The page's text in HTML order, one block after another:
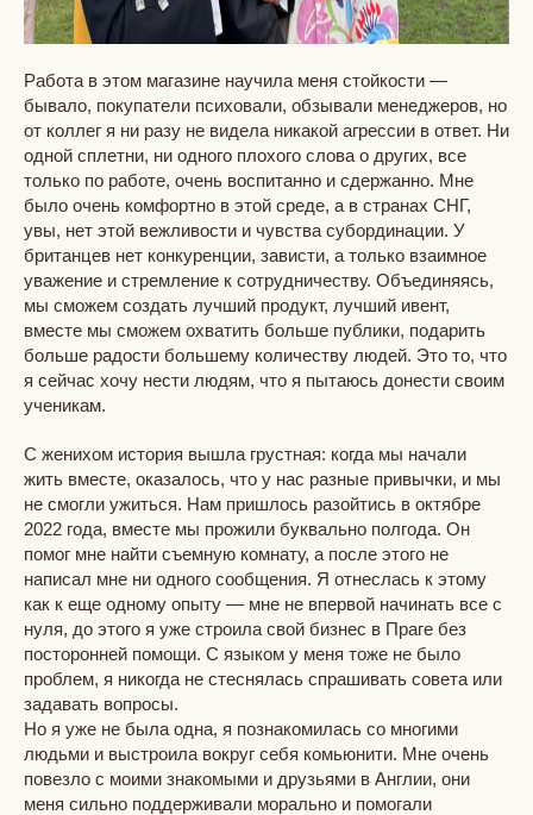
Работа в этом магазине научила меня стойкости —
бывало, покупатели психовали, обзывали менеджеров, но
от коллег я ни разу не видела никакой агрессии в ответ. Ни
одной сплетни, ни одного плохого слова о других, все
только по работе, очень воспитанно и сдержанно. Мне
было очень комфортно в этой среде, а в странах СНГ,
увы, нет этой вежливости и чувства субординации. У
британцев нет конкуренции, зависти, а только взаимное
уважение и стремление к сотрудничеству. Объединяясь,
мы сможем создать лучший продукт, лучший ивент,
вместе мы сможем охватить больше публики, подарить
больше радости большему количеству людей. Это то, что
я сейчас хочу нести людям, что я пытаюсь донести своим
ученикам.
С женихом история вышла грустная: когда мы начали
жить вместе, оказалось, что у нас разные привычки, и мы
не смогли ужиться. Нам пришлось разойтись в октябре
2022 года, вместе мы прожили буквально полгода. Он
помог мне найти съемную комнату, а после этого не
написал мне ни одного сообщения. Я отнеслась к этому
как к еще одному опыту — мне не впервой начинать все с
нуля, до этого я уже строила свой бизнес в Праге без
посторонней помощи. С языком у меня тоже не было
проблем, я никогда не стеснялась спрашивать совета или
задавать вопросы.
Но я уже не была одна, я познакомилась со многими
людьми и выстроила вокруг себя комьюнити. Мне очень
повезло с моими знакомыми и друзьями в Англии, они
меня сильно поддерживали морально и помогали